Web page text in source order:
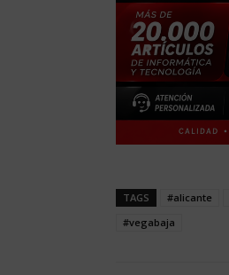
TAGS #alicante
#vegabaja